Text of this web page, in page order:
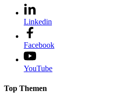
Linkedin
Facebook
YouTube
Top Themen